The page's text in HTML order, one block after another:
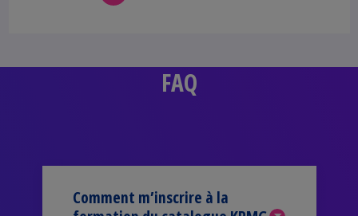
FAQ
Comment m’inscrire à la